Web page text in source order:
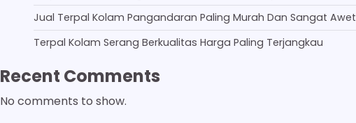
Jual Terpal Kolam Pangandaran Paling Murah Dan Sangat Awet
Terpal Kolam Serang Berkualitas Harga Paling Terjangkau
Recent Comments
No comments to show.